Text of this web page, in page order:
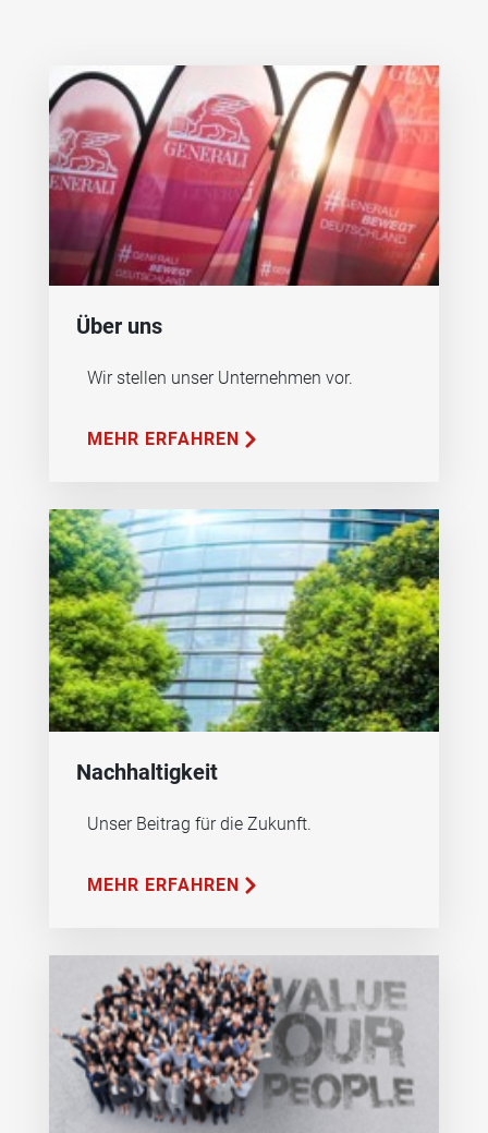
Über uns
Wir stellen unser Unternehmen vor.
MEHR ERFAHREN
Nachhaltigkeit
Unser Beitrag für die Zukunft.
MEHR ERFAHREN